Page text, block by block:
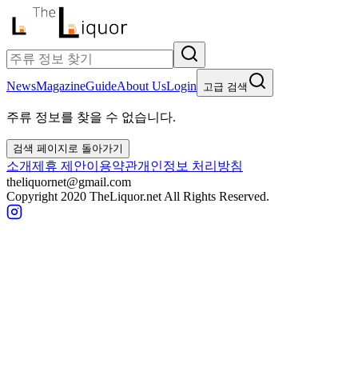
NewsMagazineGuideAbout UsLogin 고급 검색
주류 정보를 찾을 수 없습니다.
검색 페이지로 돌아가기
소개제휴 제안이용약관개인정보 처리방침
theliquornet@gmail.com
Copyright 2020 TheLiquor.net All Rights Reserved.